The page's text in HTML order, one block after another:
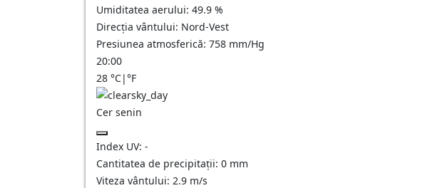
Umiditatea aerului: 49.9 %
Direcția vântului: Nord-Vest
Presiunea atmosferică: 758 mm/Hg
20:00
28 °C|°F
Cer senin
Index UV: -
Cantitatea de precipitații: 0 mm
Viteza vântului: 2.9 m/s